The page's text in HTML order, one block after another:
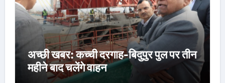
अच्छी खबर: कच्ची दरगाह-बिदुपुर पुल पर तीन
महीने बाद चलेंगे वाहन